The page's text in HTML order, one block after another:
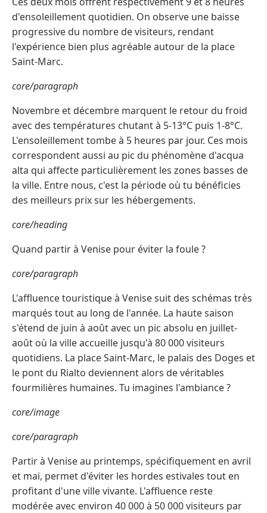
d'ensoleillement quotidien. On observe une baisse
progressive du nombre de visiteurs, rendant
l'expérience bien plus agréable autour de la place
Saint-Marc.
core/paragraph
Novembre et décembre marquent le retour du froid
avec des températures chutant à 5-13°C puis 1-8°C.
L'ensoleillement tombe à 5 heures par jour. Ces mois
correspondent aussi au pic du phénomène d'acqua
alta qui affecte particulièrement les zones basses de
la ville. Entre nous, c'est la période où tu bénéficies
des meilleurs prix sur les hébergements.
core/heading
Quand partir à Venise pour éviter la foule ?
core/paragraph
L'affluence touristique à Venise suit des schémas très
marqués tout au long de l'année. La haute saison
s'étend de juin à août avec un pic absolu en juillet-
août où la ville accueille jusqu'à 80 000 visiteurs
quotidiens. La place Saint-Marc, le palais des Doges et
le pont du Rialto deviennent alors de véritables
fourmilières humaines. Tu imagines l'ambiance ?
core/image
core/paragraph
Partir à Venise au printemps, spécifiquement en avril
et mai, permet d'éviter les hordes estivales tout en
profitant d'une ville vivante. L'affluence reste
modérée avec environ 40 000 à 50 000 visiteurs par